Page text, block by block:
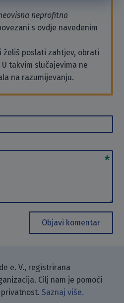
neprofitna
s ovdje navedenim
želiš poslati zahtjev, obrati
takvim slučajevima ne
na razumijevanju.
Objavi komentar
e. V., registrirana
Cilj nam je pomoći
Saznaj više.